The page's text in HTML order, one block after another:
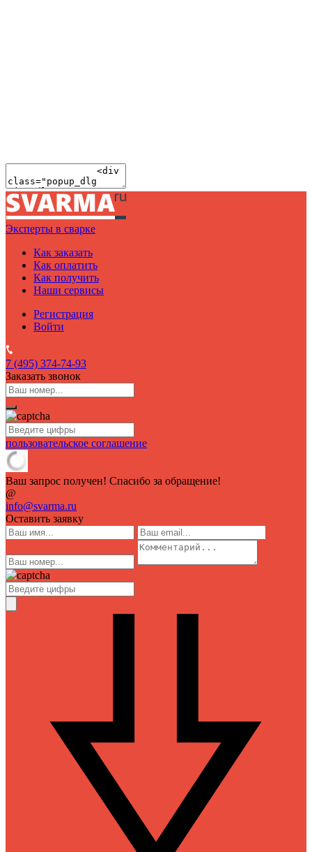
Эксперты в сварке
Как заказать
Как оплатить
Как получить
Наши сервисы
Регистрация
Войти
7 (495) 374-74-93
Заказать звонок
пользовательское соглашение
Ваш запрос получен! Спасибо за обращение!
@
info@svarma.ru
Оставить заявку